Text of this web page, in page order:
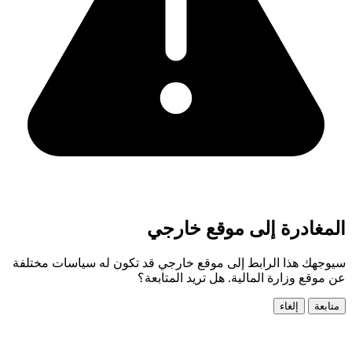
المغادرة إلى موقع خارجي
سيوجهك هذا الرابط إلى موقع خارجي قد تكون له سياسات مختلفة
عن موقع وزارة المالية. هل تريد المتابعة؟
متابعة إلغاء